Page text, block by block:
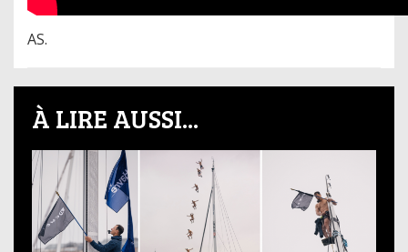
AS.
À LIRE AUSSI...